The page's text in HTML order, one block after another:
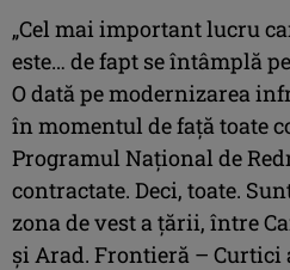
„Cel mai important lucru
este… de fapt se întâmplă
O dată pe modernizarea
în momentul de faţă toate
Programul Naţional de
contractate. Deci, toate.
zona de vest a ţării, între
şi Arad. Frontieră – Curtici